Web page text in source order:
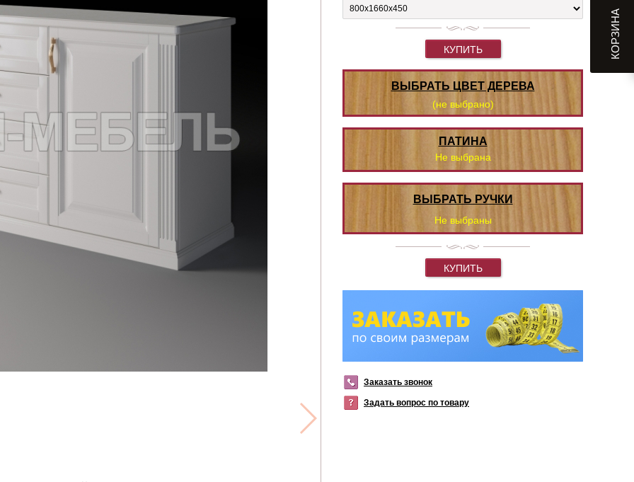
КУПИТЬ
ВЫБРАТЬ ЦВЕТ ДЕРЕВА
(не выбрано)
ПАТИНА
Не выбрана
ВЫБРАТЬ РУЧКИ
Не выбраны
КУПИТЬ
Заказать звонок
Задать вопрос по товару
КОРЗИНА